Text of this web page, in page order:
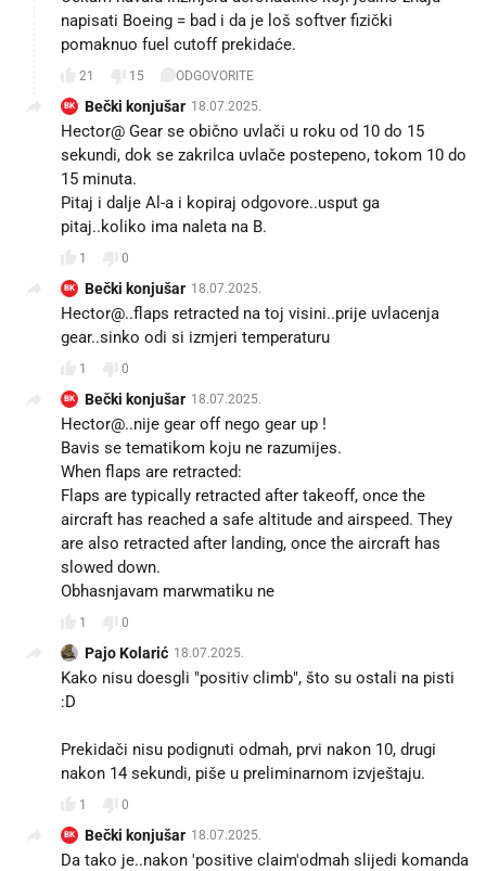
napisati Boeing = bad i da je loš softver fizički
pomaknuo fuel cutoff prekidaće.
21 15 ODGOVORITE
BK Bečki konjušar 18.07.2025.
Hector@ Gear se obično uvlači u roku od 10 do 15
sekundi, dok se zakrilca uvlače postepeno, tokom 10 do
15 minuta.
Pitaj i dalje Al-a i kopiraj odgovore..usput ga
pitaj..koliko ima naleta na B.
1 0
BK Bečki konjušar 18.07.2025.
Hector@..flaps retracted na toj visini..prije uvlacenja
gear..sinko odi si izmjeri temperaturu
1 0
BK Bečki konjušar 18.07.2025.
Hector@..nije gear off nego gear up !
Bavis se tematikom koju ne razumijes.
When flaps are retracted:
Flaps are typically retracted after takeoff, once the
aircraft has reached a safe altitude and airspeed. They
are also retracted after landing, once the aircraft has
slowed down.
Obhasnjavam marwmatiku ne
1 0
Pajo Kolarić 18.07.2025.
Kako nisu doesgli "positiv climb", što su ostali na pisti
:D
Prekidači nisu podignuti odmah, prvi nakon 10, drugi
nakon 14 sekundi, piše u preliminarnom izvještaju.
1 0
BK Bečki konjušar 18.07.2025.
Da tako je..nakon 'positive claim'odmah slijedi komanda